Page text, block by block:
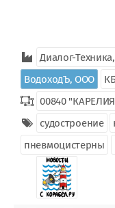
Диалог-
ВодоходЪ, ООО
00840
судостроение
пневмоцистерны